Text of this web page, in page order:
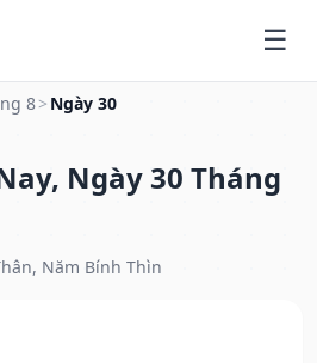
8> Ngày 30
Ngày 30 Tháng
Năm Bính Thìn